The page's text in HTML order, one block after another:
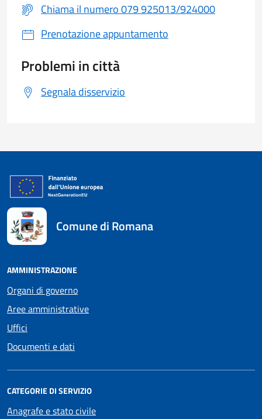
Chiama il numero 079 925013/924000
Prenotazione appuntamento
Problemi in città
Segnala disservizio
Comune di Romana
AMMINISTRAZIONE
Organi di governo
Aree amministrative
Uffici
Documenti e dati
CATEGORIE DI SERVIZIO
Anagrafe e stato civile